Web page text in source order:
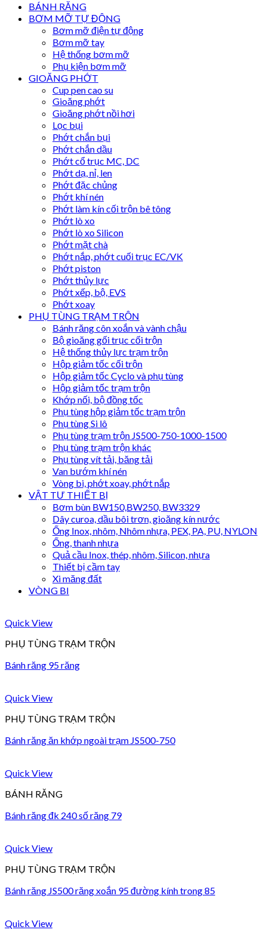
BÁNH RĂNG
BƠM MỠ TỰ ĐỘNG
Bơm mỡ điện tự động
Bơm mỡ tay
Hệ thống bơm mỡ
Phụ kiện bơm mỡ
GIOĂNG PHỚT
Cup pen cao su
Gioăng phớt
Gioăng phớt nồi hơi
Lọc bụi
Phớt chắn bụi
Phớt chắn dầu
Phớt cổ trục MC, DC
Phớt dạ, nỉ, len
Phớt đặc chủng
Phớt khí nén
Phớt làm kín cối trộn bê tông
Phớt lò xo
Phớt lò xo Silicon
Phớt mặt chà
Phớt nắp, phớt cuối trục EC/VK
Phớt piston
Phớt thủy lực
Phớt xếp, bộ, EVS
Phớt xoay
PHỤ TÙNG TRẠM TRỘN
Bánh răng côn xoắn và vành chậu
Bộ gioăng gối trục cối trộn
Hệ thống thủy lực trạm trộn
Hộp giảm tốc cối trộn
Hộp giảm tốc Cyclo và phụ tùng
Hộp giảm tốc trạm trộn
Khớp nối, bộ đồng tốc
Phụ tùng hộp giảm tốc trạm trộn
Phụ tùng Si lô
Phụ tùng trạm trộn JS500-750-1000-1500
Phụ tùng trạm trộn khác
Phụ tùng vít tải, băng tải
Van bướm khí nén
Vòng bi, phớt xoay, phớt nắp
VẬT TƯ THIẾT BỊ
Bơm bùn BW150,BW250, BW3329
Dây curoa, dầu bôi trơn, gioăng kín nước
Ống Inox, nhôm, Nhôm nhựa, PEX, PA, PU, NYLON
Ống, thanh nhựa
Quả cầu Inox, thép, nhôm, Silicon, nhựa
Thiết bị cầm tay
Xi măng đất
VÒNG BI
Quick View
PHỤ TÙNG TRẠM TRỘN
Bánh răng 95 răng
Quick View
PHỤ TÙNG TRẠM TRỘN
Bánh răng ăn khớp ngoài trạm JS500-750
Quick View
BÁNH RĂNG
Bánh răng đk 240 số răng 79
Quick View
PHỤ TÙNG TRẠM TRỘN
Bánh răng JS500 răng xoắn 95 đường kính trong 85
Quick View